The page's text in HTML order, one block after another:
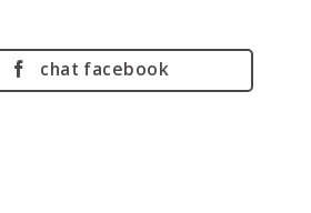
chat facebook